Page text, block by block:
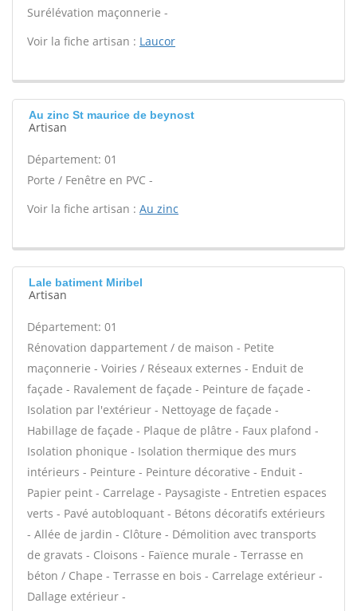
Surélévation maçonnerie -
Voir la fiche artisan : Laucor
Au zinc St maurice de beynost
Artisan
Département: 01
Porte / Fenêtre en PVC -
Voir la fiche artisan : Au zinc
Lale batiment Miribel
Artisan
Département: 01
Rénovation dappartement / de maison - Petite
maçonnerie - Voiries / Réseaux externes - Enduit de
façade - Ravalement de façade - Peinture de façade -
Isolation par l'extérieur - Nettoyage de façade -
Habillage de façade - Plaque de plâtre - Faux plafond -
Isolation phonique - Isolation thermique des murs
intérieurs - Peinture - Peinture décorative - Enduit -
Papier peint - Carrelage - Paysagiste - Entretien espaces
verts - Pavé autobloquant - Bétons décoratifs extérieurs
- Allée de jardin - Clôture - Démolition avec transports
de gravats - Cloisons - Faïence murale - Terrasse en
béton / Chape - Terrasse en bois - Carrelage extérieur -
Dallage extérieur -